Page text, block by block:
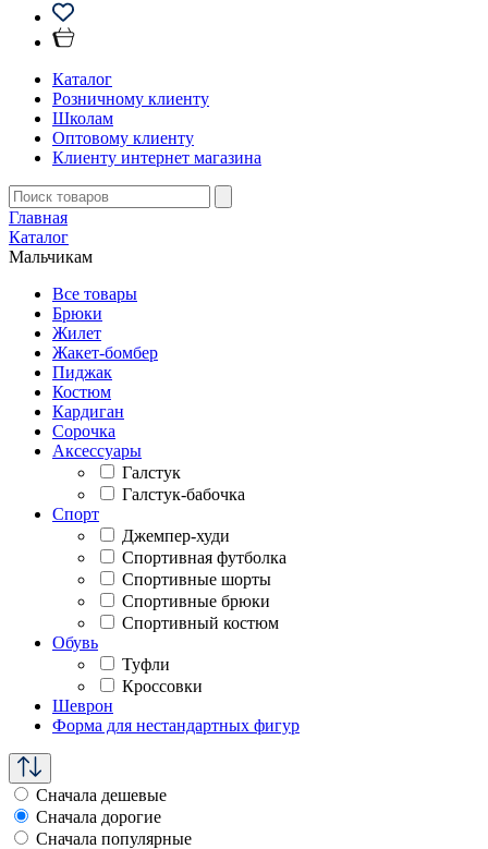
Каталог
Розничному клиенту
Школам
Оптовому клиенту
Клиенту интернет магазина
Главная
Каталог
Мальчикам
Все товары
Брюки
Жилет
Жакет-бомбер
Пиджак
Костюм
Кардиган
Сорочка
Аксессуары
Галстук
Галстук-бабочка
Спорт
Джемпер-худи
Спортивная футболка
Спортивные шорты
Спортивные брюки
Спортивный костюм
Обувь
Туфли
Кроссовки
Шеврон
Форма для нестандартных фигур
Сначала дешевые
Сначала дорогие
Сначала популярные